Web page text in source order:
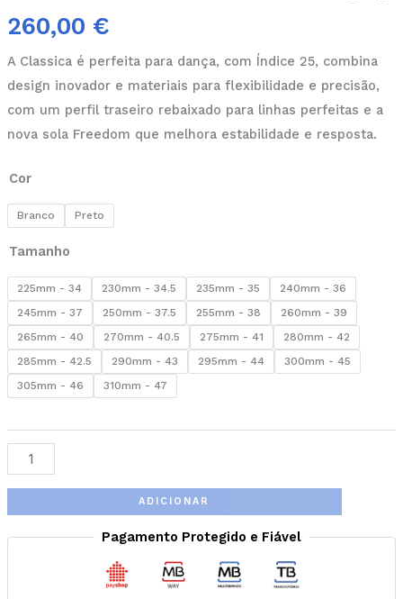
260,00 €
A Classica é perfeita para dança, com Índice 25, combina
design inovador e materiais para flexibilidade e precisão,
com um perfil traseiro rebaixado para linhas perfeitas e a
nova sola Freedom que melhora estabilidade e resposta.
Cor
Branco Preto
Tamanho
225mm - 34 230mm - 34.5 235mm - 35
240mm - 36
245mm - 37
250mm - 37.5 255mm - 38
260mm - 39
265mm - 40
270mm - 40.5 275mm - 41
280mm - 42
285mm - 42.5
290mm - 43 295mm - 44
300mm - 45
305mm - 46
310mm - 47
ADICIONAR
Pagamento Protegido e Fiável